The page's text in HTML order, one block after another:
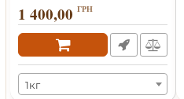
1 400,00 ГРН
1кг